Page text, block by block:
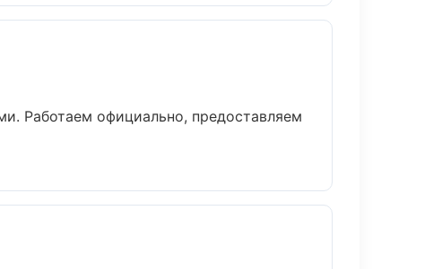
Работаем официально, предоставляем